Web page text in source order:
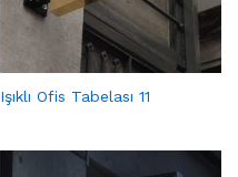
Işıklı Ofis Tabelası 11